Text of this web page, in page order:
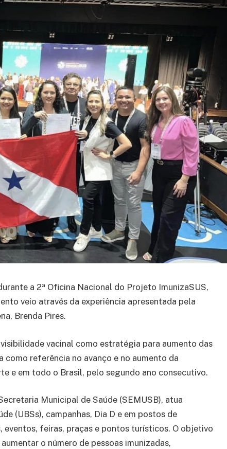
a 2ª Oficina Nacional do Projeto ImunizaSUS,
veio através da experiência apresentada pela
Brenda Pires.
vacinal como estratégia para aumento das
como referência no avanço e no aumento da
e em todo o Brasil, pelo segundo ano consecutivo.
Municipal de Saúde (SEMUSB), atua
(UBSs), campanhas, Dia D e em postos de
eventos, feiras, praças e pontos turísticos. O objetivo
o número de pessoas imunizadas,